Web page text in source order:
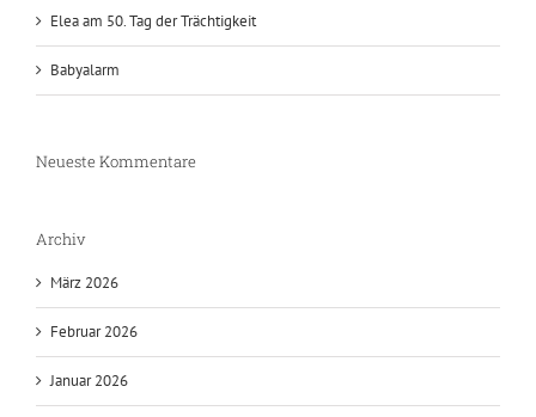
Elea am 50. Tag der Trächtigkeit
Babyalarm
Neueste Kommentare
Archiv
März 2026
Februar 2026
Januar 2026